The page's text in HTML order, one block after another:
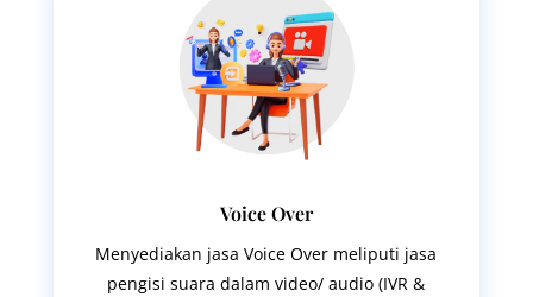
Voice Over
Menyediakan jasa Voice Over meliputi jasa
pengisi suara dalam video/ audio (IVR &